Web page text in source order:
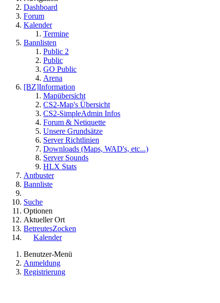
Dashboard
Forum
Kalender
Termine
Bannlisten
Public 2
Public
GO Public
Arena
[BZ]Information
Mapübersicht
CS2-Map's Übersicht
CS2-SimpleAdmin Infos
Forum & Netiquette
Unsere Grundsätze
Server Richtlinien
Downloads (Maps, WAD's, etc...)
Server Sounds
HLX Stats
Antbuster
Bannliste
Suche
Optionen
Aktueller Ort
BetreutesZocken
Kalender
Benutzer-Menü
Anmeldung
Registrierung